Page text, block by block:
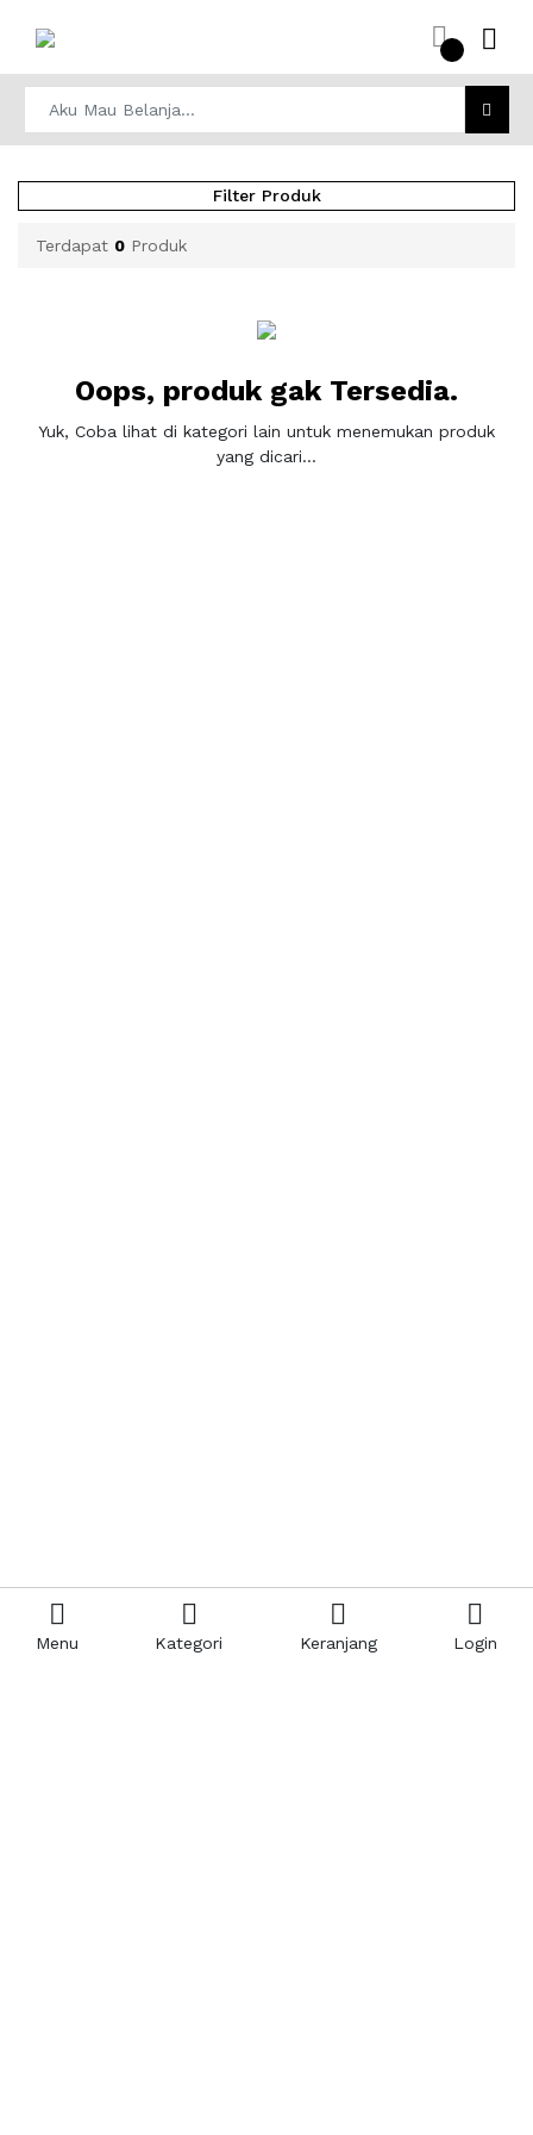
Menu Kategori Keranjang Login
Filter Produk
Terdapat 0 Produk
Oops, produk gak Tersedia.
Yuk, Coba lihat di kategori lain untuk menemukan produk
yang dicari...